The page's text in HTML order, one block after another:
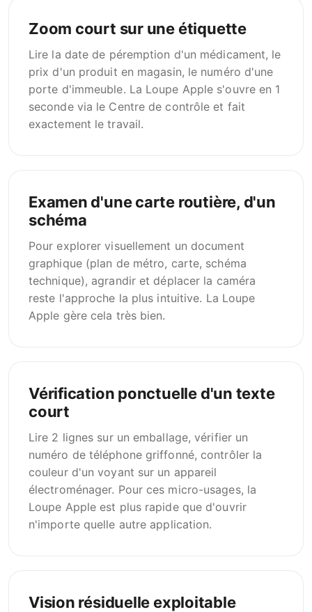
Zoom court sur une étiquette
Lire la date de péremption d'un médicament, le
prix d'un produit en magasin, le numéro d'une
porte d'immeuble. La Loupe Apple s'ouvre en 1
seconde via le Centre de contrôle et fait
exactement le travail.
Examen d'une carte routière, d'un
schéma
Pour explorer visuellement un document
graphique (plan de métro, carte, schéma
technique), agrandir et déplacer la caméra
reste l'approche la plus intuitive. La Loupe
Apple gère cela très bien.
Vérification ponctuelle d'un texte
court
Lire 2 lignes sur un emballage, vérifier un
numéro de téléphone griffonné, contrôler la
couleur d'un voyant sur un appareil
électroménager. Pour ces micro-usages, la
Loupe Apple est plus rapide que d'ouvrir
n'importe quelle autre application.
Vision résiduelle exploitable